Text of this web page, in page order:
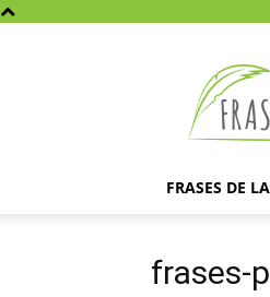
FRASES DE
frases-